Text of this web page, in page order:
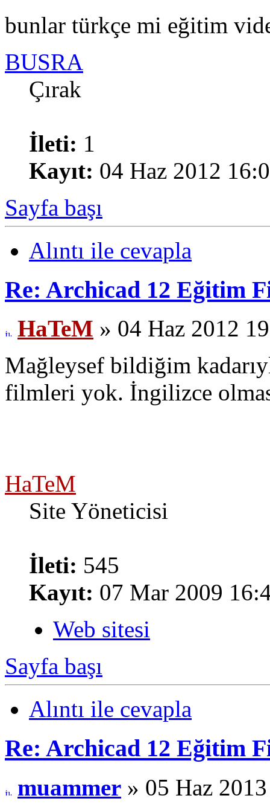
bunlar türkçe mi eğitim
BUSRA
Çırak
İleti: 1
Kayıt: 04 Haz 2012
Sayfa başı
Alıntı ile cevapla
Re: Archicad 12 Eğitim
HaTeM » 04 Haz 2012
Mağleysef bildiğim
filmleri yok. İngilizce
HaTeM
Site Yöneticisi
İleti: 545
Kayıt: 07 Mar 2009
Web sitesi
Sayfa başı
Alıntı ile cevapla
Re: Archicad 12 Eğitim
muammer » 05 Haz